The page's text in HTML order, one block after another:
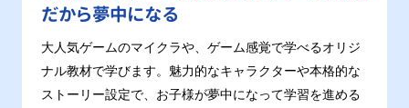
だから夢中になる
大人気ゲームのマイクラや、ゲーム感覚で学べるオリジ
ナル教材で学びます。魅力的なキャラクターや本格的な
ストーリー設定で、お子様が夢中になって学習を進める